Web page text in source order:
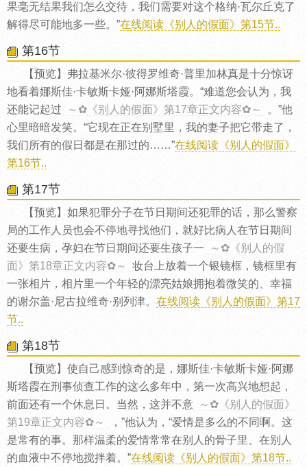
果毫无结果我们怎么交待，我们需要对这个格纳·瓦尔丘克了
解得尽可能地多一些。”在线阅读《别人的假面》第15节..
第16节
【预览】弗拉基米尔·彼得罗维奇·普里加林真是十分惊讶
地看着娜斯佳·卡敏斯卡娅·阿娜斯塔霞。“难道您会认为，我
还能记起过
～✿《别人的假面》第17章正文内容✿～
。”他
心里暗暗发笑。“它现在正在别墅里，我的妻子把它带走了，
我们所有的假日都是在那过的……”在线阅读《别人的假面》
第16节..
第17节
【预览】如果犯罪分子在节日期间还犯罪的话，那么警察
局的工作人员也会不停地寻找他们，就好比病人在节日期间
还要生病，孕妇在节日期间还要生孩子一
～✿《别人的假
面》第18章正文内容✿～
妆台上放着一个银镜框，镜框里有
一张相片，相片里一个年轻的漂亮姑娘拥抱着微笑的、幸福
的谢尔盖·尼古拉维奇·别列津。 在线阅读《别人的假面》第17
节..
第18节
【预览】使自己感到惊奇的是，娜斯佳·卡敏斯卡娅·阿娜
斯塔霞在刑事侦查工作的这么多年中，第一次高兴地想起，
前面还有一个休息日。当然，这并不意
～✿《别人的假面》
第19章正文内容✿～
，”他认为，“爱情是多么的不同啊。这
是常有的事。那样温柔的爱情常常在别人的骨子里、在别人
的血液中不停地搅拌着。”在线阅读《别人的假面》第18节..